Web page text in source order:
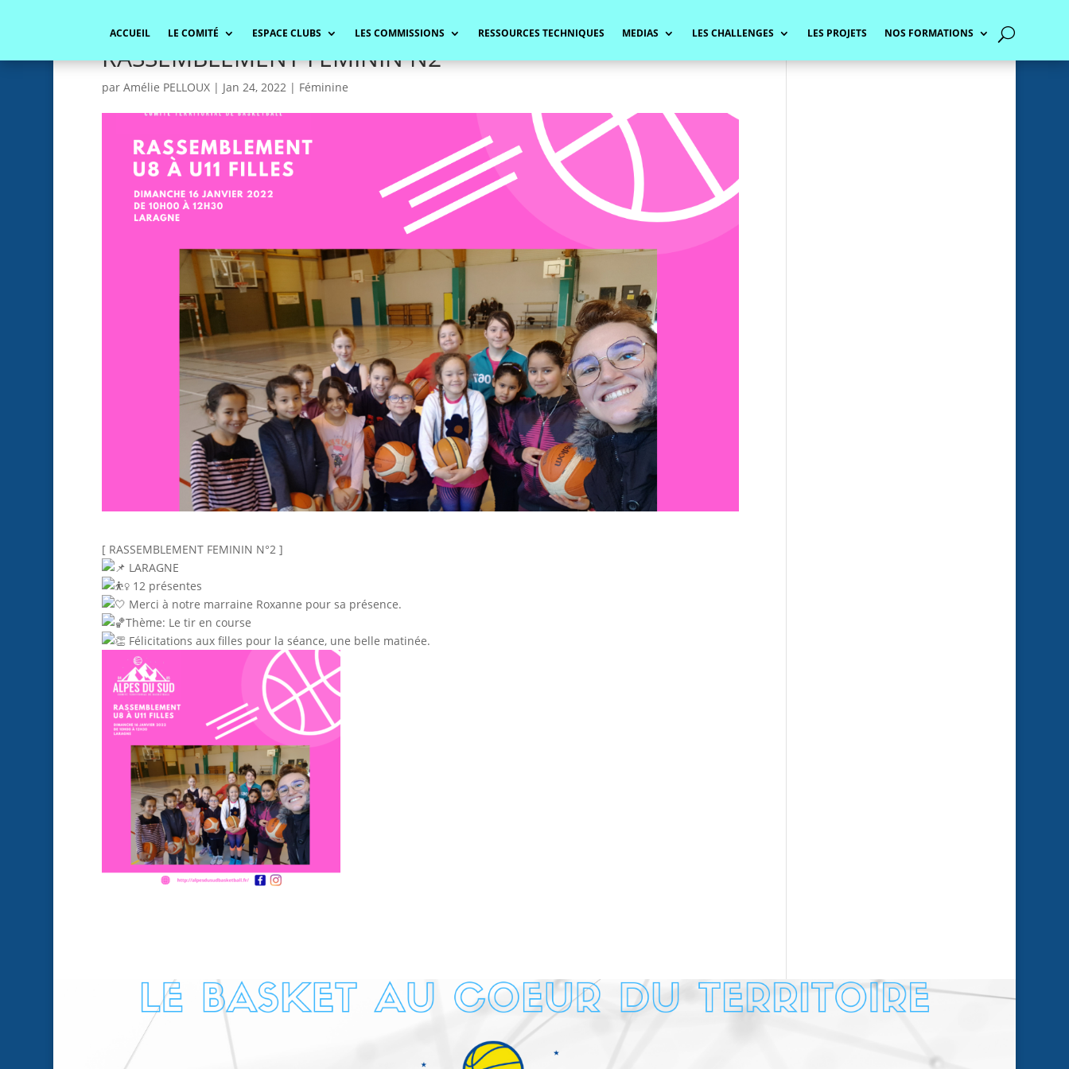
ACCUEIL LE COMITÉ ESPACE CLUBS LES COMMISSIONS RESSOURCES TECHNIQUES MEDIAS LES CHALLENGES LES PROJETS NOS FORMATIONS
RASSEMBLEMENT FEMININ N2
par Amélie PELLOUX| Jan 24, 2022| Féminine
[ RASSEMBLEMENT FEMININ N°2 ]
LARAGNE
12 présentes
Merci à notre marraine Roxanne pour sa présence.
Thème: Le tir en course
Félicitations aux filles pour la séance, une belle matinée.